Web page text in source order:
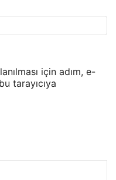
için adım, e-
tarayıcıya